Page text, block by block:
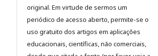
original. Em virtude de sermos um
periódico de acesso aberto, permite-se o
uso gratuito dos artigos em aplicações
educacionais, científicas, não comerciais,